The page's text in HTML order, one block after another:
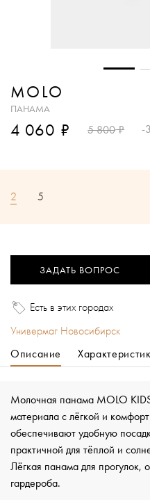
MOLO
ПАНАМА
4 060 ₽ 5 800₽ -
2 5
ЗАДАТЬ ВОПРОС
Есть в этих городах
Универмаг Новосибирск
Описание
Молочная панама MOLO
материала с лёгкой и
обеспечивают удобную
практичной для тёплой и
Лёгкая панама для прогулок,
гардероба.